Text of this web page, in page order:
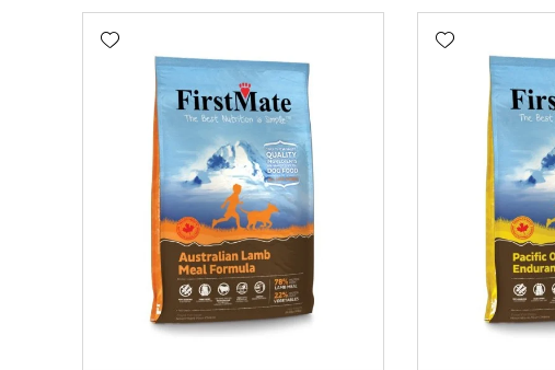
Add wishlist
Add wishlist